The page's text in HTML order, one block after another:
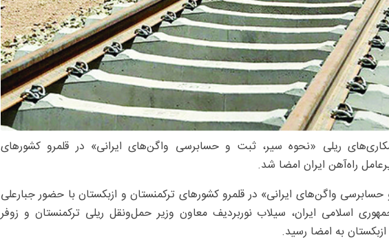
ریلی «نحوه سیر، ثبت و حسابرسی واگن‌های ایرانی» در قلمرو کشورهای
راه‌آهن ایران امضا شد.
واگن‌های ایرانی» در قلمرو کشورهای ترکمنستان و ازبکستان با حضور جبارعلی
اسلامی ایران، سیلاب نوربردیف معاون وزیر حمل‌ونقل ریلی ترکمنستان و زوفر
به امضا رسید.